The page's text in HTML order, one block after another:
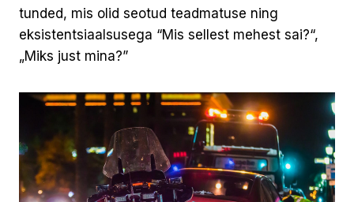
tunded, mis olid seotud teadmatuse ning
eksistentsiaalsusega “Mis sellest mehest sai?“,
„Miks just mina?”